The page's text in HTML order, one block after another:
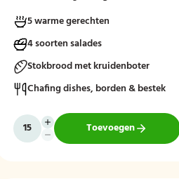
mee kunnen houden.
5 warme gerechten
4 soorten salades
Stokbrood met kruidenboter
Chafing dishes, borden & bestek
Toevoegen